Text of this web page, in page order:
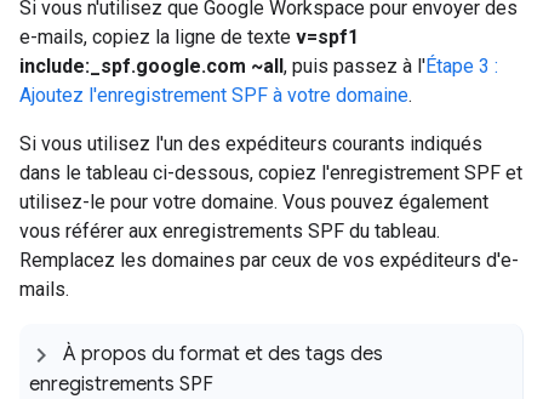
Si vous n'utilisez que Google Workspace pour envoyer des
e-mails, copiez la ligne de texte v=spf1
include:_spf.google.com ~all , puis passez à l'Étape 3 :
Ajoutez l'enregistrement SPF à votre domaine.
Si vous utilisez l'un des expéditeurs courants indiqués
dans le tableau ci-dessous, copiez l'enregistrement SPF et
utilisez-le pour votre domaine. Vous pouvez également
vous référer aux enregistrements SPF du tableau.
Remplacez les domaines par ceux de vos expéditeurs d'e-
mails.
À propos du format et des tags des
enregistrements SPF